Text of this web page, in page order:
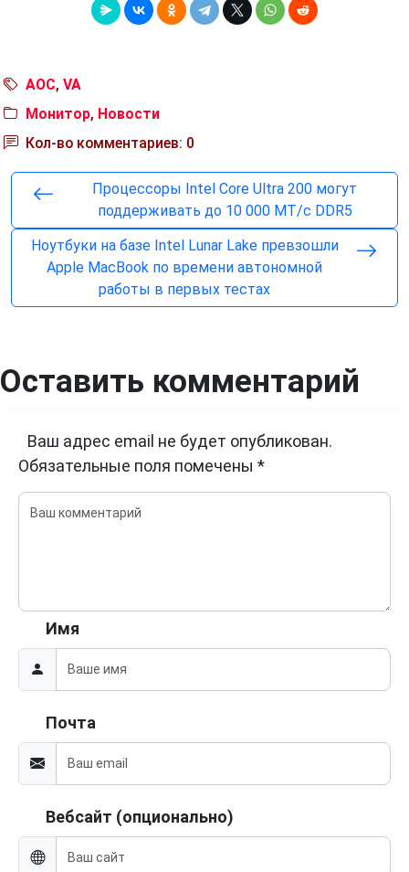
AOC, VA
Монитор, Новости
Кол-во комментариев: 0
Процессоры Intel Core Ultra 200 могут
поддерживать до 10 000 МТ/с DDR5
Ноутбуки на базе Intel Lunar Lake превзошли
Apple MacBook по времени автономной
работы в первых тестах
Оставить комментарий
Ваш адрес email не будет опубликован.
Обязательные поля помечены *
Имя
Почта
Вебсайт (опционально)